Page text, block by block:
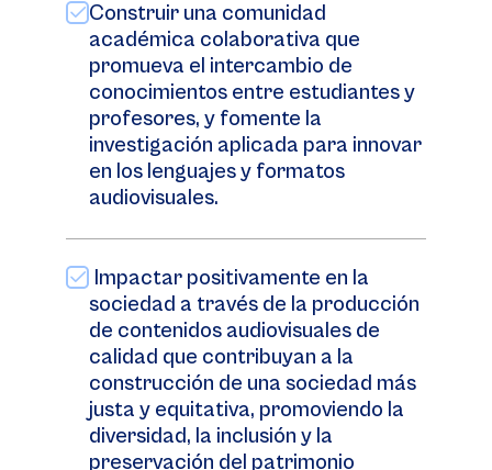
Construir una comunidad
académica colaborativa que
promueva el intercambio de
conocimientos entre estudiantes y
profesores, y fomente la
investigación aplicada para innovar
en los lenguajes y formatos
audiovisuales.
Impactar positivamente en la
sociedad a través de la producción
de contenidos audiovisuales de
calidad que contribuyan a la
construcción de una sociedad más
justa y equitativa, promoviendo la
diversidad, la inclusión y la
preservación del patrimonio